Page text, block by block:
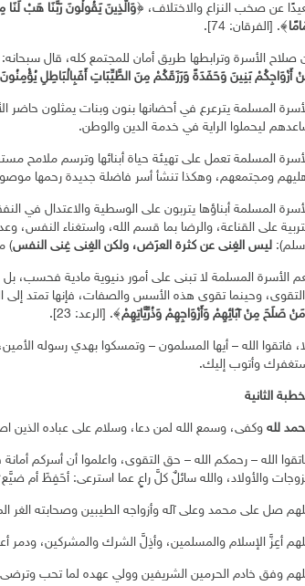
عن صخب النزاع والاختلاف، ﴿وَالَّذِينَ يَقُولُونَ رَبَّنَا هَبْ لَنَا
﴾. [الفرقان: 74].
صلاح الأسرة وترابطها طريق أمان للمجتمع كله، قال
أَزْوَاجِكُمْ بَنِينَ وَحَفَدَةً وَرَزَقَكُمْ مِنَ الطَّيِّبَاتِ أَفَبِالْبَاطِلِ
المسلمة يترعرع في أحضانها بنون وبنات يمثلون
ليحملوا الراية في خدمة الدين والوطن.
المسلمة تعمل على تهيئة حياة أبنائها وترسم ملامح
ومجتمعهم، وهكذا تنشأ أسر فاضلة جديدة رحمها
المسلمة أبناؤها يتربون على الوسطية والاعتدال في
على القناعة، والرضا بما قسم الله، واستغناء النفس،
ليس الغِنى عن كثرة العرَض، ولكن الغِنى غِنى النفس)
الأسرة المسلمة لا تبنى على أمور دنيوية مادية فحسب، بل
وحينما تقوى هذه الأسس والصفات، فإنها تمتد إلى
صَلَحَ مِنْ آبَائِهِمْ وَأَزْوَاجِهِمْ وَذُرِّيَّاتِهِمْ﴾. [الرعد: 23].
فاتقوا الله – أيها المسلمون – وتمسكوا بهدي رسوله
وأتوب إليك.
الثانية
للهوكفى، وسمع الله لمن دعا، وسلام على عباده الذين
الله – رحمكم الله – حق التقوى، واعلموا أن أسركم
والأولاد، والله سائلٌ كلَّ راعٍ عما استرعى: أحَفِظَ أم
صل على محمد وعلى آله وأزواجه الطيبين وصحابته الغر
أعِزَّ الإسلام والمسلمين، وأذِلَّ الشرك والمشركين، ودمر
وفق خادم الحرمين الشريفين وولي عهده لما تحب